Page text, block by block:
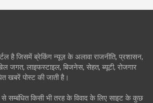
है जिसमें ब्रेकिंग न्यूज़ के अलावा राजनीति, प्रशासन,
जगत, लाइफस्टाइल, बिजनेस, सेहत, ब्यूटी, रोजगार
खबरें पोस्ट की जाती है।
सम्बंधित किसी भी तरह के विवाद के लिए साइट के कुछ